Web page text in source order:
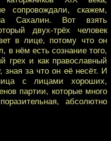
сопровождали, скажем,
Сахалин. Вот взять
двух-трёх человек
в лице, потому что он
в нём есть сознание того,
грех и как православный
зная за что он её несёт. И
с лицами хороших,
партии, которые много
абсолютно